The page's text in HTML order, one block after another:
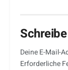
Deine E-Mail-
Erforderliche